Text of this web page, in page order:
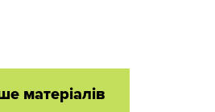
матеріалів